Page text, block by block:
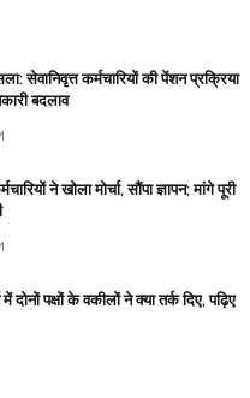
सेवानिवृत्त कर्मचारियों की पेंशन प्रक्रिया
बदलाव
ने खोला मोर्चा, सौंपा ज्ञापन; मांगे पूरी
दोनों पक्षों के वकीलों ने क्या तर्क दिए, पढ़िए